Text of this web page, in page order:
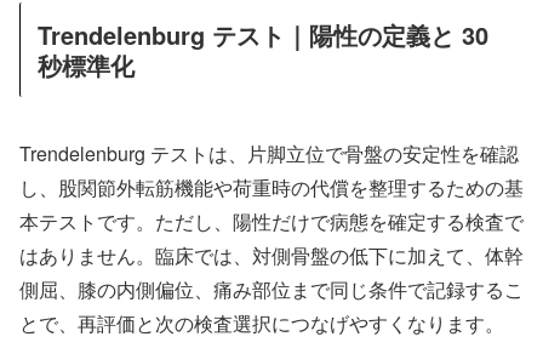
Trendelenburg テスト｜陽性の定義と 30
秒標準化
Trendelenburg テストは、片脚立位で骨盤の安定性を確認
し、股関節外転筋機能や荷重時の代償を整理するための基
本テストです。ただし、陽性だけで病態を確定する検査で
はありません。臨床では、対側骨盤の低下に加えて、体幹
側屈、膝の内側偏位、痛み部位まで同じ条件で記録するこ
とで、再評価と次の検査選択につなげやすくなります。